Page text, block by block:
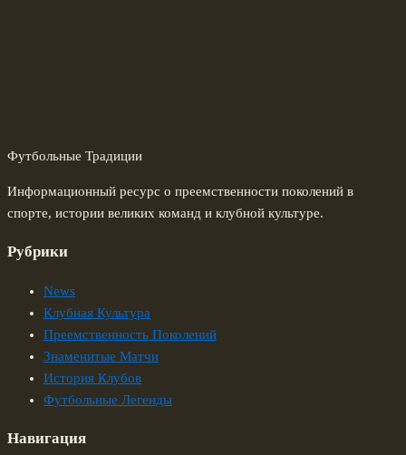
Футбольные Традиции
Информационный ресурс о преемственности поколений в
спорте, истории великих команд и клубной культуре.
Рубрики
News
Клубная Культура
Преемственность Поколений
Знаменитые Матчи
История Клубов
Футбольные Легенды
Навигация